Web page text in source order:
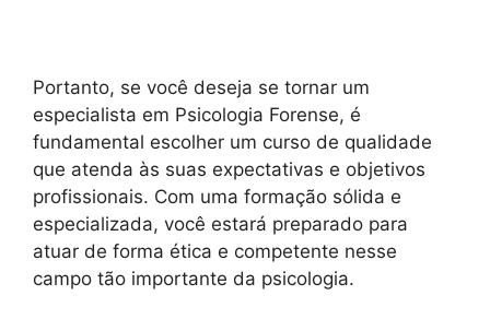
Portanto, se você deseja se tornar um
especialista em Psicologia Forense, é
fundamental escolher um curso de qualidade
que atenda às suas expectativas e objetivos
profissionais. Com uma formação sólida e
especializada, você estará preparado para
atuar de forma ética e competente nesse
campo tão importante da psicologia.